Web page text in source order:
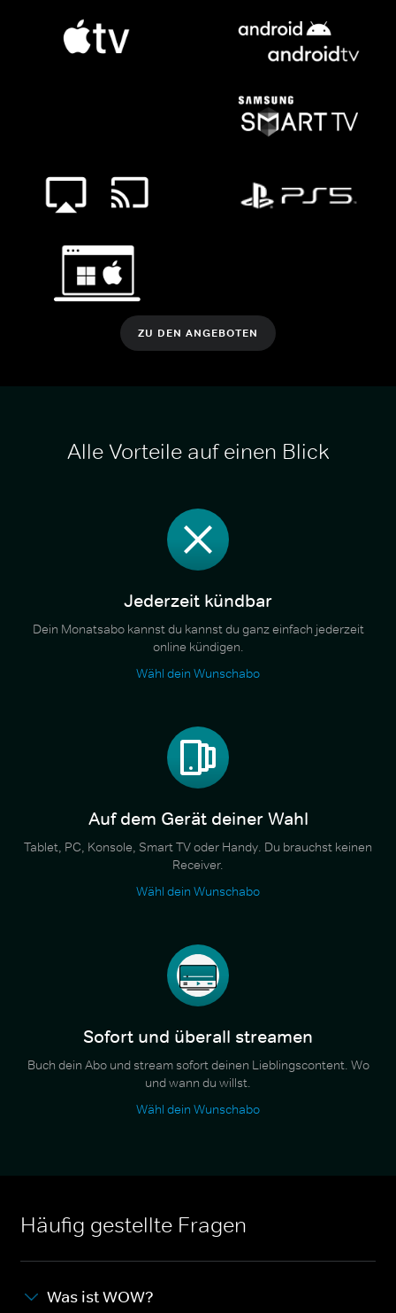
ZU DEN ANGEBOTEN
Alle Vorteile auf einen Blick
Jederzeit kündbar
Dein Monatsabo kannst du kannst du ganz einfach jederzeit
online kündigen.
Wähl dein Wunschabo
Auf dem Gerät deiner Wahl
Tablet, PC, Konsole, Smart TV oder Handy. Du brauchst keinen
Receiver.
Wähl dein Wunschabo
Sofort und überall streamen
Buch dein Abo und stream sofort deinen Lieblingscontent. Wo
und wann du willst.
Wähl dein Wunschabo
Häufig gestellte Fragen
Was ist WOW?